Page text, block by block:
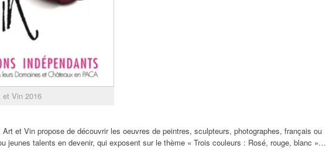
et Vin 2016
et Vin propose de découvrir les oeuvres de peintres, sculpteurs, photographes, français ou
jeunes talents en devenir, qui exposent sur le thème « Trois couleurs : Rosé, rouge, blanc »…